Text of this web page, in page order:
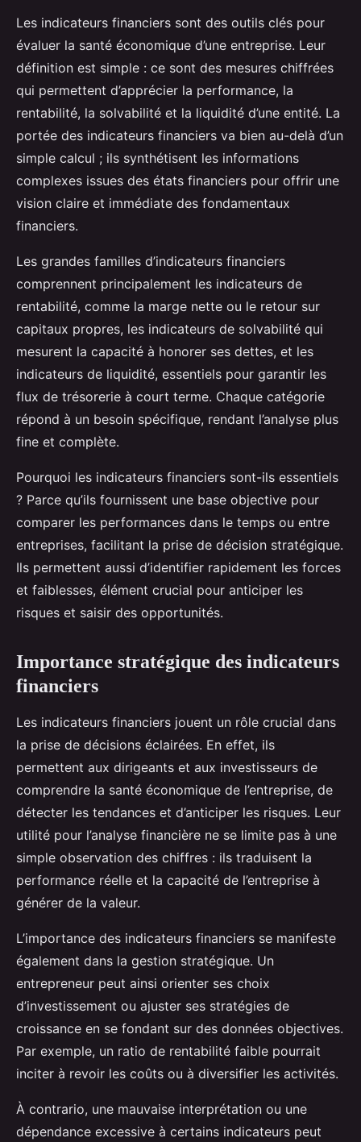
Les indicateurs financiers sont des outils clés pour
évaluer la santé économique d’une entreprise. Leur
définition est simple : ce sont des mesures chiffrées
qui permettent d’apprécier la performance, la
rentabilité, la solvabilité et la liquidité d’une entité. La
portée des indicateurs financiers va bien au-delà d’un
simple calcul ; ils synthétisent les informations
complexes issues des états financiers pour offrir une
vision claire et immédiate des fondamentaux
financiers.
Les grandes familles d’indicateurs financiers
comprennent principalement les indicateurs de
rentabilité, comme la marge nette ou le retour sur
capitaux propres, les indicateurs de solvabilité qui
mesurent la capacité à honorer ses dettes, et les
indicateurs de liquidité, essentiels pour garantir les
flux de trésorerie à court terme. Chaque catégorie
répond à un besoin spécifique, rendant l’analyse plus
fine et complète.
Pourquoi les indicateurs financiers sont-ils essentiels
? Parce qu’ils fournissent une base objective pour
comparer les performances dans le temps ou entre
entreprises, facilitant la prise de décision stratégique.
Ils permettent aussi d’identifier rapidement les forces
et faiblesses, élément crucial pour anticiper les
risques et saisir des opportunités.
Importance stratégique des indicateurs
financiers
Les indicateurs financiers jouent un rôle crucial dans
la prise de décisions éclairées. En effet, ils
permettent aux dirigeants et aux investisseurs de
comprendre la santé économique de l’entreprise, de
détecter les tendances et d’anticiper les risques. Leur
utilité pour l’analyse financière ne se limite pas à une
simple observation des chiffres : ils traduisent la
performance réelle et la capacité de l’entreprise à
générer de la valeur.
L’importance des indicateurs financiers se manifeste
également dans la gestion stratégique. Un
entrepreneur peut ainsi orienter ses choix
d’investissement ou ajuster ses stratégies de
croissance en se fondant sur des données objectives.
Par exemple, un ratio de rentabilité faible pourrait
inciter à revoir les coûts ou à diversifier les activités.
À contrario, une mauvaise interprétation ou une
dépendance excessive à certains indicateurs peut